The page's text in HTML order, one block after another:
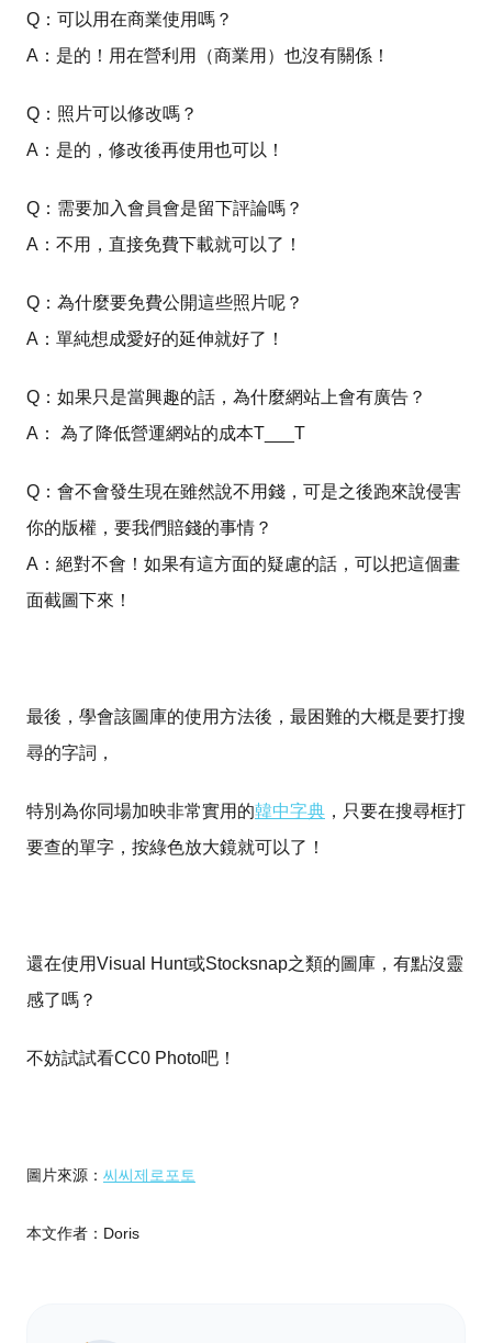
Q：可以用在商業使用嗎？
A：是的！用在營利用（商業用）也沒有關係！
Q：照片可以修改嗎？
A：是的，修改後再使用也可以！
Q：需要加入會員會是留下評論嗎？
A：不用，直接免費下載就可以了！
Q：為什麼要免費公開這些照片呢？
A：單純想成愛好的延伸就好了！
Q：如果只是當興趣的話，為什麼網站上會有廣告？
A： 為了降低營運網站的成本T___T
Q：會不會發生現在雖然說不用錢，可是之後跑來說侵害
你的版權，要我們賠錢的事情？
A：絕對不會！如果有這方面的疑慮的話，可以把這個畫
面截圖下來！
最後，學會該圖庫的使用方法後，最困難的大概是要打搜
尋的字詞，
特別為你同場加映非常實用的韓中字典 ，只要在搜尋框打
要查的單字，按綠色放大鏡就可以了！
還在使用Visual Hunt或Stocksnap之類的圖庫，有點沒靈
感了嗎？
不妨試試看CC0 Photo吧！
圖片來源： 씨씨제로포토
本文作者：Doris